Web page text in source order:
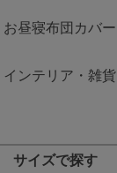
お昼寝布団カバー
インテリア・雑貨
サイズで探す